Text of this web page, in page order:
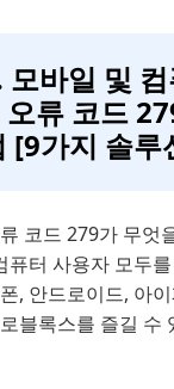
모바일 및
류 코드
[9가지 솔루
코드 279가 무엇
퓨터 사용자 모두
, 안드로이드, 아
블록스를 즐길 수